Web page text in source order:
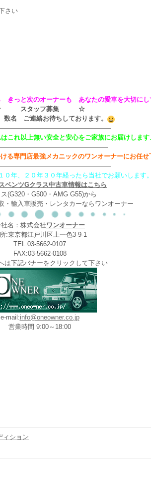
さい
きっと次のオーナーも あなたの愛車を大切にし
スタッフ募集 ☆
数名 ご連絡お待ちしております。
これ以上無い安全と安心をご家族にお届けします
る専門店最強メカニックのワンオーナーにお任せ
０年、２０年３０年経ったら当社でお願いします
ベンツGクラス中古車情報はこちら
(G320・G500・AMG G55)から
・輸入車販売・レンタカーならワンオーナー
名：株式会社ワンオーナー
:東京都江戸川区上一色3-9-1
TEL:03-5662-0107
FAX:03-5662-0108
は下記バナーをクリックして下さい
e-mail:info@oneowner.co.jp
営業時間 9:00～18:00
ィション